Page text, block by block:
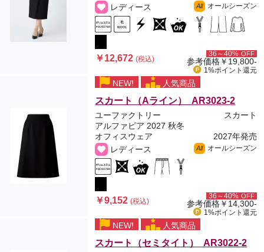
レディース
All オールシーズン
￥12,672(税込)
36～40% OFF
参考価格￥19,800-
1%ポイント 還元
NEW! 人気商品
スカート（Aライン） AR3023-2
ユーファクトリー
スカート
アルファピア 2027 秋冬
オフィスウェア
2027年発売
レディース
All オールシーズン
￥9,152(税込)
36～40% OFF
参考価格￥14,300-
1%ポイント 還元
NEW! 人気商品
スカート（セミタイト） AR3022-2